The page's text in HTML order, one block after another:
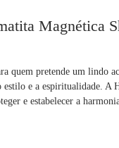
Magnética
quem pretende um lindo
estilo e a espiritualidade. A
e estabelecer a